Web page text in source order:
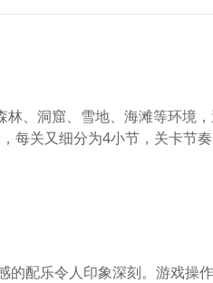
、洞窟、雪地、海滩等环境
每关又细分为4小节，关卡节
的配乐令人印象深刻。游戏操